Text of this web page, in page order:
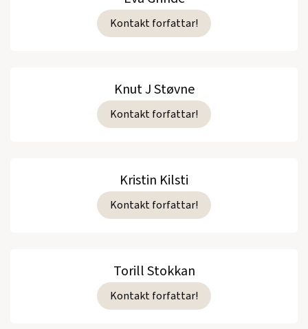
Kontakt forfattar!
Knut J Støvne
Kontakt forfattar!
Kristin Kilsti
Kontakt forfattar!
Torill Stokkan
Kontakt forfattar!